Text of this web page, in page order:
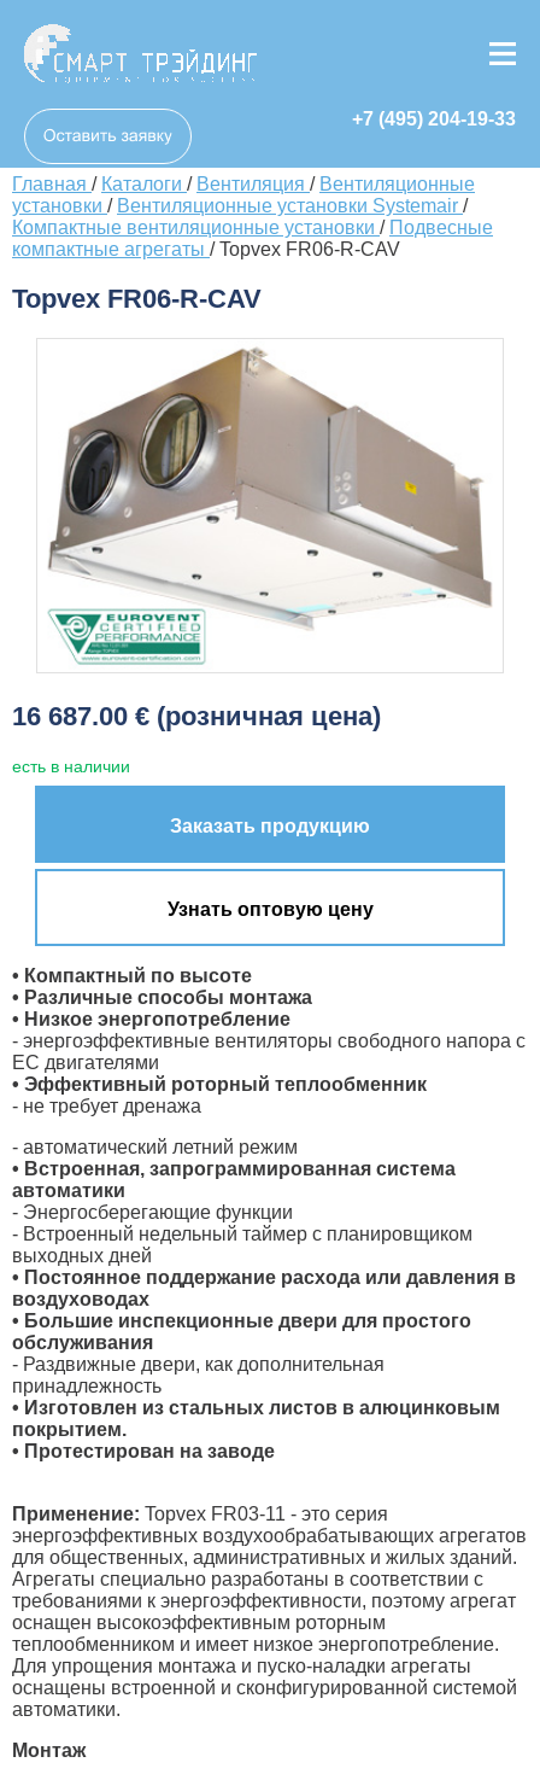
+7 (495) 204-19-33
Главная / Каталоги / Вентиляция / Вентиляционные
установки / Вентиляционные установки Systemair /
Компактные вентиляционные установки / Подвесные
компактные агрегаты /Topvex FR06-R-CAV
Topvex FR06-R-CAV
16 687.00 € (розничная цена)
есть в наличии
Заказать продукцию
Узнать оптовую цену
• Компактный по высоте
• Различные способы монтажа
• Низкое энергопотребление
- энергоэффективные вентиляторы свободного напора с
ЕС двигателями
• Эффективный роторный теплообменник
- не требует дренажа
- автоматический летний режим
• Встроенная, запрограммированная система
автоматики
- Энергосберегающие функции
- Встроенный недельный таймер с планировщиком
выходных дней
• Постоянное поддержание расхода или давления в
воздуховодах
• Большие инспекционные двери для простого
обслуживания
- Раздвижные двери, как дополнительная
принадлежность
• Изготовлен из стальных листов в алюцинковым
покрытием.
• Протестирован на заводе
Применение: Topvex FR03-11 - это серия
энергоэффективных воздухообрабатывающих агрегатов
для общественных, административных и жилых зданий.
Агрегаты специально разработаны в соответствии с
требованиями к энергоэффективности, поэтому агрегат
оснащен высокоэффективным роторным
теплообменником и имеет низкое энергопотребление.
Для упрощения монтажа и пуско-наладки агрегаты
оснащены встроенной и сконфигурированной системой
автоматики.
Монтаж